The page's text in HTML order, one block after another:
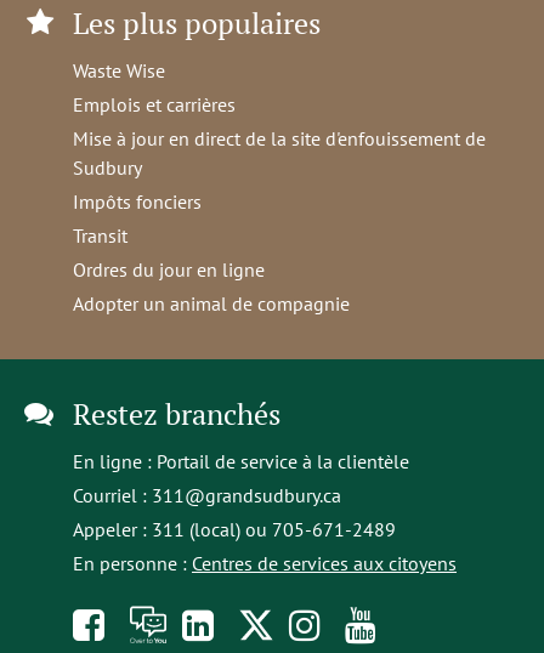
Les plus populaires
Waste Wise
Emplois et carrières
Mise à jour en direct de la site d'enfouissement de
Sudbury
Impôts fonciers
Transit
Ordres du jour en ligne
Adopter un animal de compagnie
Restez branchés
En ligne : Portail de service à la clientèle
Courriel : 311@grandsudbury.ca
Appeler : 311 (local) ou 705-671-2489
En personne : Centres de services aux citoyens
Like À opensFollowFollow